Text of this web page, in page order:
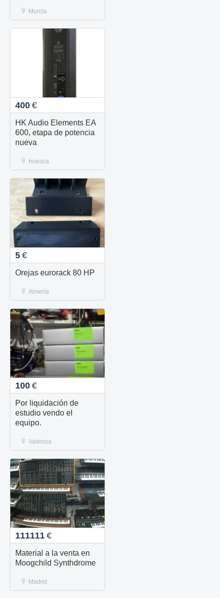
Murcia
400 €
HK Audio Elements EA
600, etapa de potencia
nueva
Huesca
5 €
Orejas eurorack 80 HP
Almería
100 €
Por liquidación de
estudio vendo el
equipo.
Valencia
111111 €
Material a la venta en
Moogchild Synthdrome
Madrid